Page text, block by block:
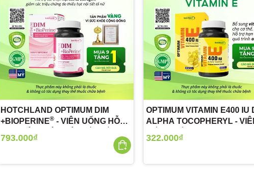
HOTCHLAND OPTIMUM DIM
+BIOPERINE® - VIÊN UỐNG HỖ
ESTROGEN
793.000₫
OPTIMUM VITAMIN E400 IU
ALPHA TOCOPHERYL -
60 VIÊN)
322.000₫